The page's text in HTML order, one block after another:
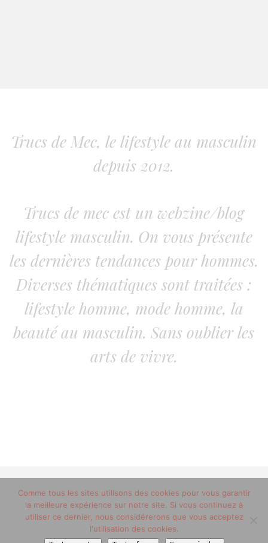
Trucs de Mec, le lifestyle au masculin
depuis 2012.
Trucs de mec est un webzine/blog
lifestyle masculin. On vous présente
les dernières tendances pour hommes.
Diverses thématiques sont traitées :
lifestyle homme, mode homme, la
beauté au masculin. Sans oublier les
arts de vivre.
© 2012-2020 copyright trucsdemec.fr - blog lifestyle
masculin/Tous droits réservés
Mentions Légales
Comme tous les sites utilisons des cookies pour vous garantir
la meilleure expérience sur notre site. Si vous continuez à
utiliser ce dernier, nous considérerons que vous acceptez
l'utilisation des cookies.